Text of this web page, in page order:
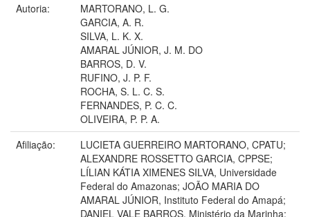
Autoria:
MARTORANO, L. G.
GARCIA, A. R.
SILVA, L. K. X.
AMARAL JÚNIOR, J. M. DO
BARROS, D. V.
RUFINO, J. P. F.
ROCHA, S. L. C. S.
FERNANDES, P. C. C.
OLIVEIRA, P. P. A.
Afiliação:
LUCIETA GUERREIRO MARTORANO, CPATU;
ALEXANDRE ROSSETTO GARCIA, CPPSE;
LÍLIAN KÁTIA XIMENES SILVA, Universidade
Federal do Amazonas; JOÃO MARIA DO
AMARAL JÚNIOR, Instituto Federal do Amapá;
DANIEL VALE BARROS, Ministério da Marinha;